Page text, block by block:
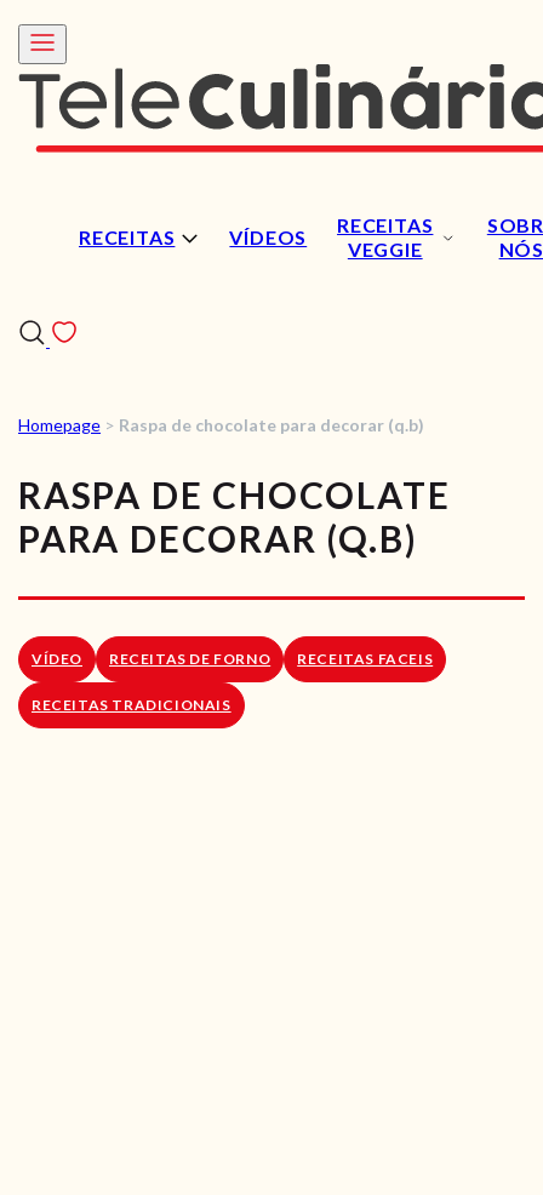
RECEITAS VÍDEOS
RECEITAS
VEGGIE
NÓS
RECEITAS
VÍDEOS
RECEITAS VEGGIE
LOJA ONLINE
Homepage > Raspa de chocolate para decorar (q.b)
RASPA DE CHOCOLATE
PARA DECORAR (Q.B)
VÍDEO RECEITAS DE FORNO RECEITAS FACEIS
RECEITAS TRADICIONAIS